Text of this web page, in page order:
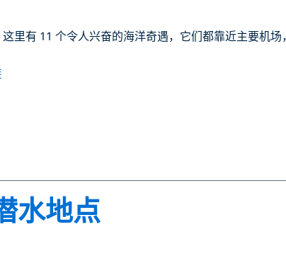
里有 11 个令人兴奋的海洋奇遇，它们都靠近主要机
水地点